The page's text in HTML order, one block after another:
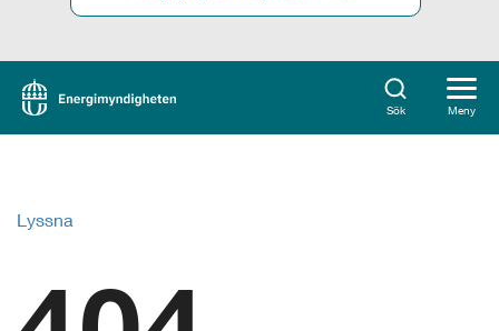
Sök Meny
Lyssna